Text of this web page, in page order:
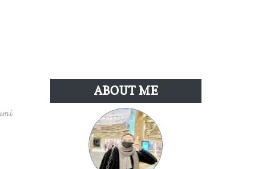
ABOUT ME